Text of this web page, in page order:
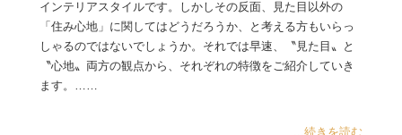
インテリアスタイルです。しかしその反面、見た目以外の
「住み心地」に関してはどうだろうか、と考える方もいらっ
しゃるのではないでしょうか。それでは早速、〝見た目〟と
〝心地〟両方の観点から、それぞれの特徴をご紹介していき
ます。……